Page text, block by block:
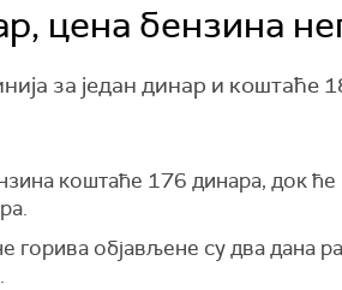
цена бензина
за један динар и коштаће
коштаће 176 динара, док
горива објављене су два дана